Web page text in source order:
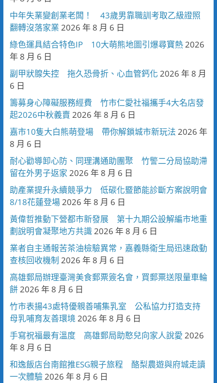
中年失業變創業老闆！ 43歲男靠職訓考取乙級證照
翻轉沒落家業 2026 年 8 月 6 日
綠色運具結合特色IP 10大萌熊地圖引爆尋寶熱2026
年 8 月 6 日
副甲狀腺失控 拖久恐骨折、心血管鈣化 2026 年 8 月
6 日
籌募身心障礙服務經費 竹市仁愛社福攜手4大名店發
起2026中秋義賣 2026 年 8 月 6 日
嘉市10隻大白熊萌登場 帶你解鎖城市新玩法 2026 年
8 月 6 日
耐心勸導卸心防、同理溝通助團聚 竹警二分局協助滯
留在外男子返家 2026 年 8 月 6 日
助產業提升永續競爭力 低碳化暨節能診斷方案說明會
8/18花蓮登場2026 年 8 月 6 日
黃偉哲推動下營都市新發展 第十九期公設解編市地重
劃說明會凝聚地方共識2026 年 8 月 6 日
業者自主通報苦茶油檢驗異常，嘉義縣衛生局迅速啟動
查核回收機制 2026 年 8 月 6 日
高雄郵局辦理臺灣美食郵票簽名會，買郵票送限量車輪
餅2026 年 8 月 6 日
竹市表揚43處特優親善哺集乳室 公私協力打造支持
母乳哺育友善環境2026 年 8 月 6 日
手寫祝福最有溫度 高雄郵局助憨兒向家人說愛 2026
年 8 月 6 日
和逸飯店台南館推ESG親子旅程 酪梨農遊與府城走讀
一次體驗2026 年 8 月 6 日